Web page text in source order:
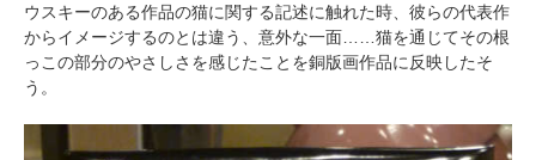
ウスキーのある作品の猫に関する記述に触れた時、彼らの代表作
からイメージするのとは違う、意外な一面……猫を通じてその根
っこの部分のやさしさを感じたことを銅版画作品に反映したそ
う。